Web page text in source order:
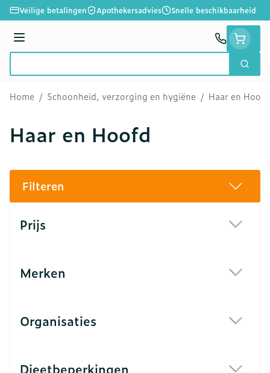
Ga naar de inhoud
Veilige betalingen Apothekersadvies Snelle beschikbaarheid
Menu
Zoek
Home / Schoonheid, verzorging en hygiëne / Haar en Hoofd
Haar en Hoofd
Filteren
Prijs
Merken
Organisaties
Dieetbeperkingen